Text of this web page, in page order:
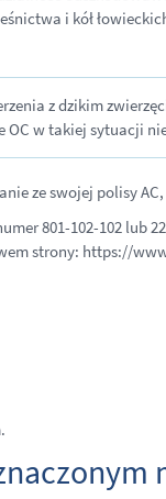
i kół
z dzikim
OC w takiej sytuacji
ze swojej polisy
801-102-102 lub
strony: https://